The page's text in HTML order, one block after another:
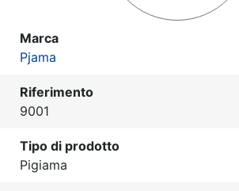
Marca
Pjama
Riferimento
9001
Tipo di prodotto
Pigiama